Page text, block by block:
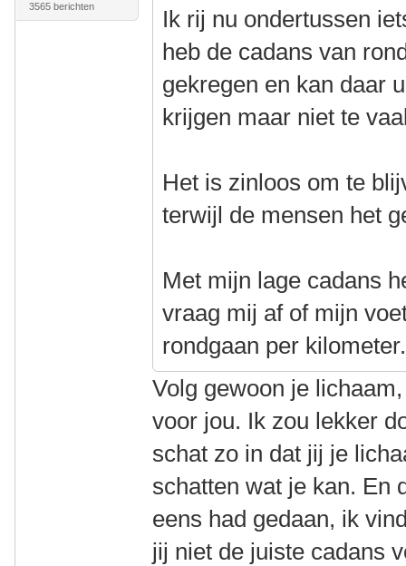
3565 berichten
Ik rij nu ondertussen
heb de cadans van
gekregen en kan daar
krijgen maar niet te
Het is zinloos om te
terwijl de mensen het
Met mijn lage cadans
vraag mij af of mijn
rondgaan per kilometer.
Volg gewoon je
voor jou. Ik zou lekker
schat zo in dat jij je
schatten wat je kan. En
eens had gedaan, ik
jij niet de juiste cadans